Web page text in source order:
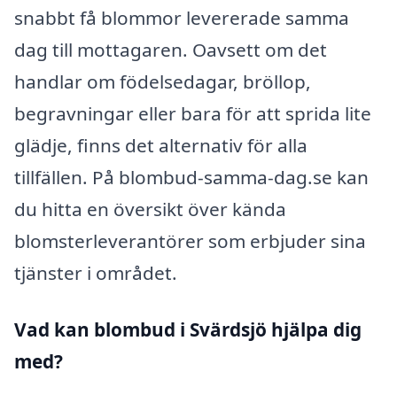
snabbt få blommor levererade samma
dag till mottagaren. Oavsett om det
handlar om födelsedagar, bröllop,
begravningar eller bara för att sprida lite
glädje, finns det alternativ för alla
tillfällen. På blombud-samma-dag.se kan
du hitta en översikt över kända
blomsterleverantörer som erbjuder sina
tjänster i området.
Vad kan blombud i Svärdsjö hjälpa dig
med?